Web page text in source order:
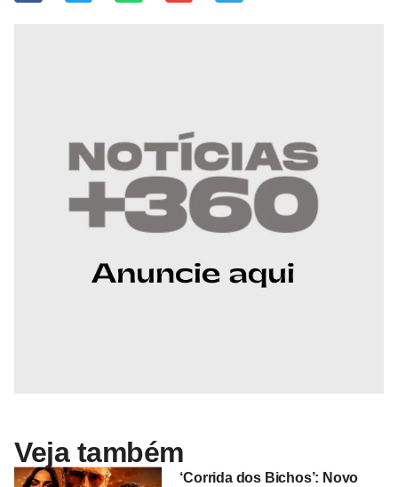
Veja também
‘Corrida dos Bichos’: Novo